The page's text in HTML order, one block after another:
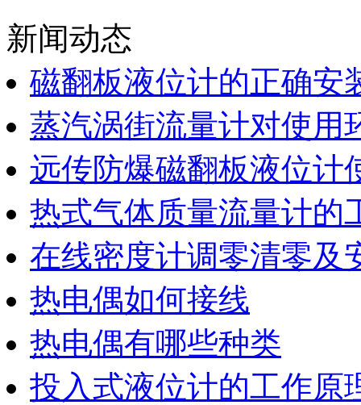
新闻动态
磁翻板液位计的正确安
蒸汽涡街流量计对使用
远传防爆磁翻板液位计
热式气体质量流量计的
在线密度计调零清零及
热电偶如何接线
热电偶有哪些种类
投入式液位计的工作原